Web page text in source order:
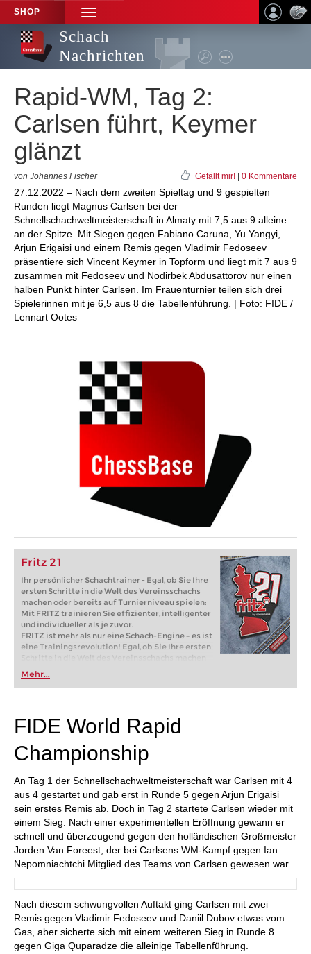
SHOP
TOGGLE
NAVIGATION
Schach
Nachrichten
Rapid-WM, Tag 2:
Carlsen führt, Keymer
glänzt
von Johannes Fischer Gefällt mir! 0 Kommentare
27.12.2022 – Nach dem zweiten Spieltag und 9 gespielten
Runden liegt Magnus Carlsen bei der
Schnellschachweltmeisterschaft in Almaty mit 7,5 aus 9 alleine
an der Spitze. Mit Siegen gegen Fabiano Caruna, Yu Yangyi,
Arjun Erigaisi und einem Remis gegen Vladimir Fedoseev
präsentiere sich Vincent Keymer in Topform und liegt mit 7 aus 9
zusammen mit Fedoseev und Nodirbek Abdusattorov nur einen
halben Punkt hinter Carlsen. Im Frauenturnier teilen sich drei
Spielerinnen mit je 6,5 aus 8 die Tabellenführung. | Foto: FIDE /
Lennart Ootes
Fritz 21
Ihr persönlicher Schachtrainer - Egal, ob Sie Ihre
ersten Schritte in die Welt des Vereinsschachs
machen oder bereits auf Turnierniveau spielen:
Mit FRITZ trainieren Sie effizienter, intelligenter
und individueller als je zuvor.
FRITZ ist mehr als nur eine Schach-Engine – es ist
eine Trainingsrevolution! Egal, ob Sie Ihre ersten
Schritte in die Welt des Vereinsschachs machen
oder bereits auf Turnierniveau spielen: Mit
FRITZ trainieren Sie effizienter, intelligenter und
individueller als je zuvor.
Mehr...
FIDE World Rapid
Championship
An Tag 1 der Schnellschachweltmeisterschaft war Carlsen mit 4
aus 4 gestartet und gab erst in Runde 5 gegen Arjun Erigaisi
sein erstes Remis ab. Doch in Tag 2 startete Carlsen wieder mit
einem Sieg: Nach einer experimentellen Eröffnung gewann er
schnell und überzeugend gegen den holländischen Großmeister
Jorden Van Foreest, der bei Carlsens WM-Kampf gegen Ian
Nepomniachtchi Mitglied des Teams von Carlsen gewesen war.
Nach diesem schwungvollen Auftakt ging Carlsen mit zwei
Remis gegen Vladimir Fedoseev und Daniil Dubov etwas vom
Gas, aber sicherte sich mit einem weiteren Sieg in Runde 8
gegen Giga Quparadze die alleinige Tabellenführung.